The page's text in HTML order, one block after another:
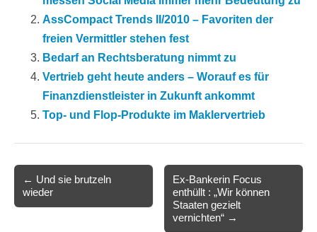
AssCompact Trends II/2010 – Favoriten der
freien Vermittler stehen fest
Bedarf an Rechtsberatung nimmt zu
Vertrieb geht heute anders – Worauf es für
Finanzdienstleister in Zukunft ankommt
Top- und Flop-Produkte im Maklervertrieb
navigation
← Und sie brutzeln
wieder
Ex-Bankerin Focus
enthüllt : „Wir können
Staaten gezielt
vernichten“ →